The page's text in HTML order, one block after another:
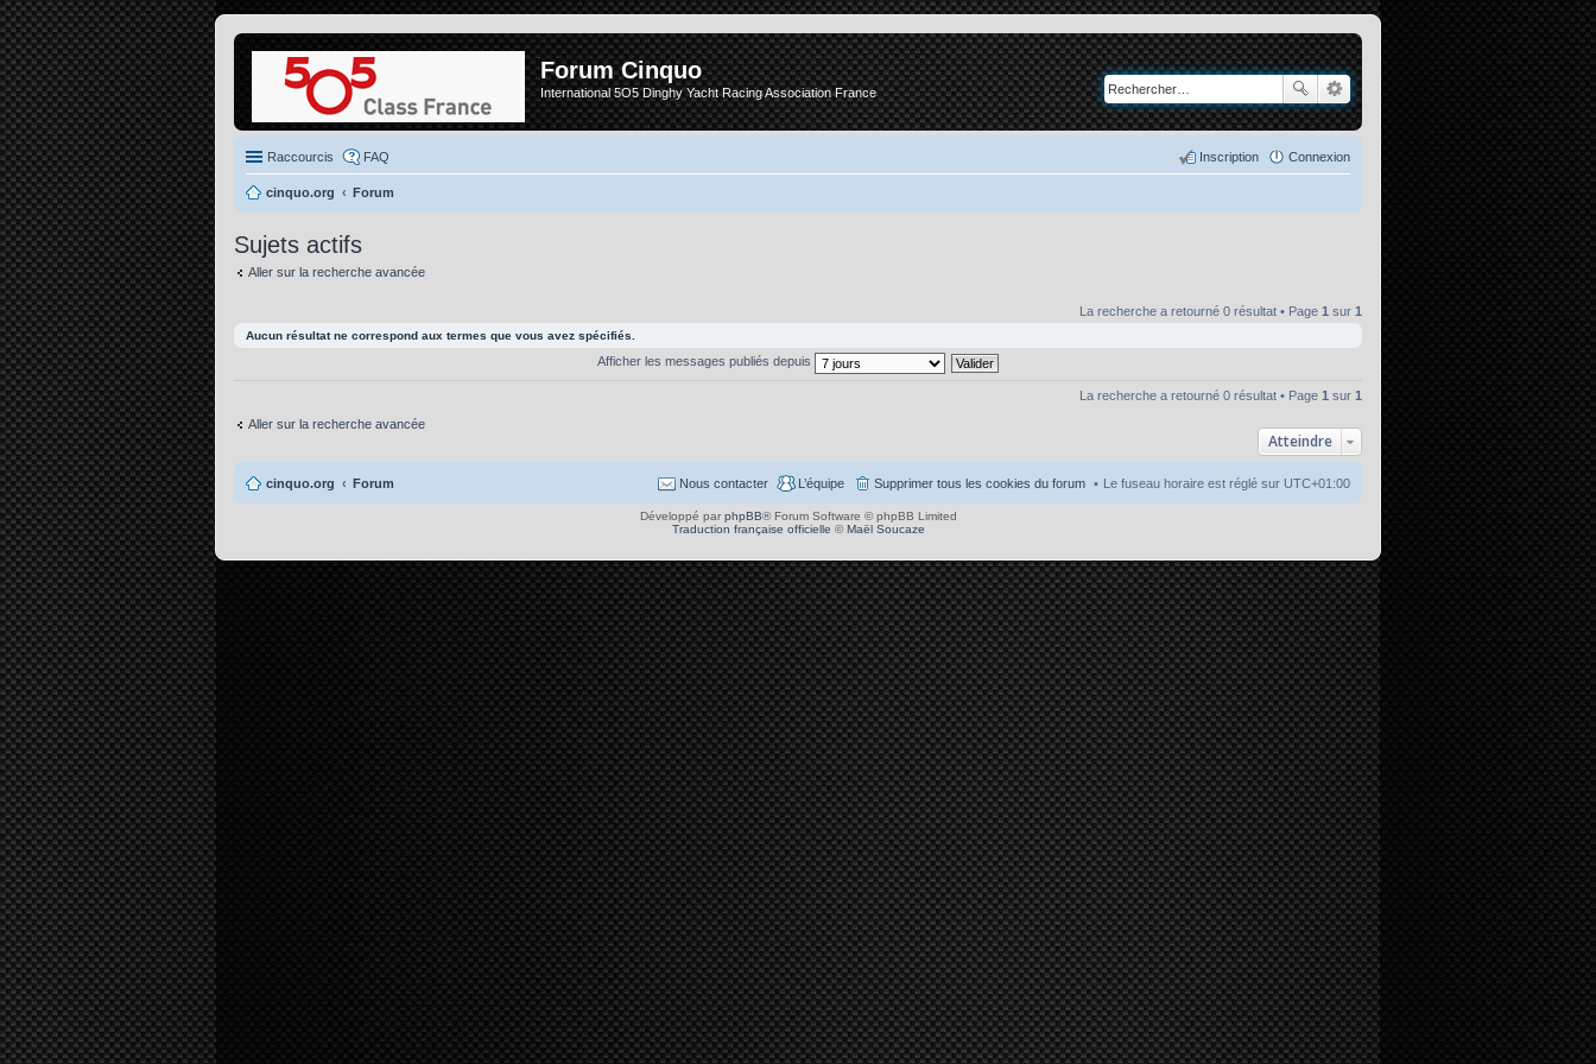
Forum Cinquo
International 5O5 Dinghy Yacht Racing Association France
Raccourcis FAQ Connexion
Inscription
cinquo.org Forum
Sujets actifs
Aller sur la recherche avancée
La recherche a retourné 0 résultat • Page 1 sur 1
Aucun résultat ne correspond aux termes que vous avez spécifiés.
Afficher les messages publiés depuis
La recherche a retourné 0 résultat • Page 1 sur 1
Aller sur la recherche avancée
Atteindre
cinquo.org Forum Le fuseau horaire est réglé sur UTC+01:00
Supprimer tous les cookies du forum
L’équipe
Nous contacter
Développé par phpBB® Forum Software © phpBB Limited
Traduction française officielle ©Maël Soucaze